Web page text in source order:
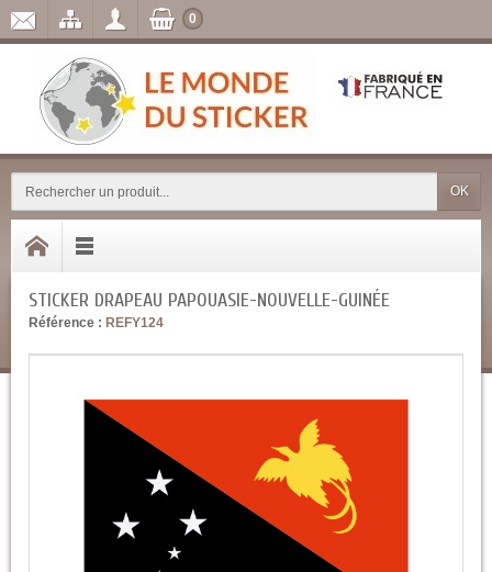
OK
0
STICKER DRAPEAU PAPOUASIE-NOUVELLE-GUINÉE
Référence : REFY124